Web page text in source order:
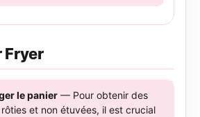
Fryer
le panier — Pour obtenir des
et non étuvées, il est crucial